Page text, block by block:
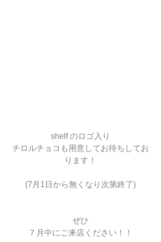
shelf のロゴ入り
チロルチョコも用意してお待ちしてお
ります！
(7月1日から無くなり次第終了)
ぜひ
７月中にご来店ください！！